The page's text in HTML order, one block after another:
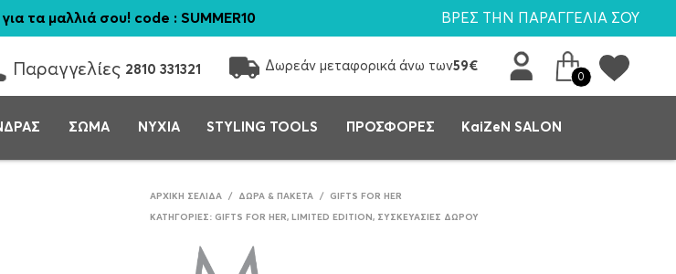
τα μαλλιά σου! code : SUMMER10 ΒΡΕΣ ΤΗΝ ΠΑΡΑΓΓΕΛΙΑ ΣΟΥ
Παραγγελίες 2810 331321 Δωρεάν μεταφορικά άνω των59€
0
ΣΩΜΑ ΝΥΧΙΑ STYLING TOOLS ΠΡΟΣΦΟΡΕΣ KaiZeN SALON
ΑΡΧΙΚΉ ΣΕΛΊΔΑ / ΔΏΡΑ & ΠΑΚΈΤΑ / GIFTS FOR HER
ΚΑΤΗΓΟΡΊΕΣ:GIFTS FOR HER, LIMITED EDITION, ΣΥΣΚΕΥΑΣΊΕΣ ΔΏΡΟΥ